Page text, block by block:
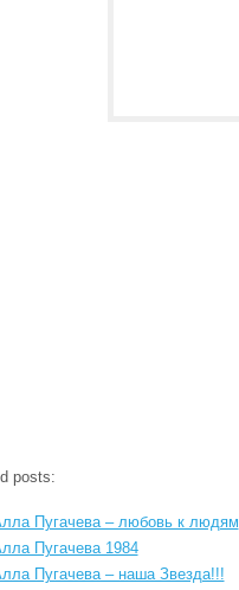
posts:
Пугачева – любовь к людям
Пугачева 1984
Пугачева – наша Звезда!!!